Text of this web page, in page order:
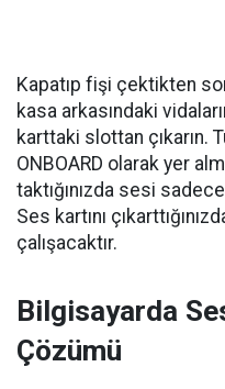
Kapatıp fişi çektikten
kasa arkasındaki
karttaki slottan çıkarın.
ONBOARD olarak yer
taktığınızda sesi
Ses kartını
çalışacaktır.
Bilgisayarda
Çözümü